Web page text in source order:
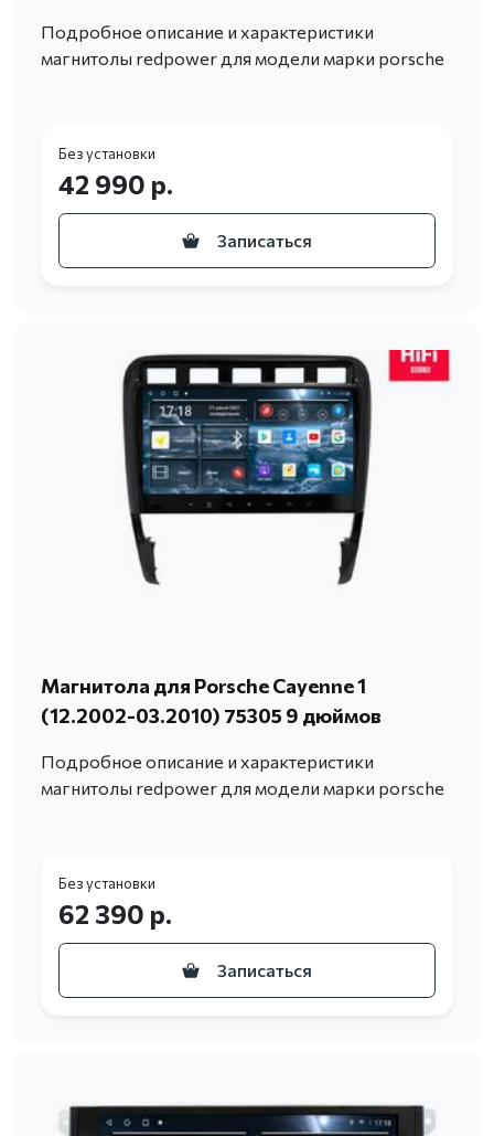
Подробное описание и характеристики
магнитолы redpower для модели марки porsche
Без установки
42 990 р.
Записаться
Магнитола для Porsche Cayenne 1
(12.2002-03.2010) 75305 9 дюймов
Подробное описание и характеристики
магнитолы redpower для модели марки porsche
Без установки
62 390 р.
Записаться